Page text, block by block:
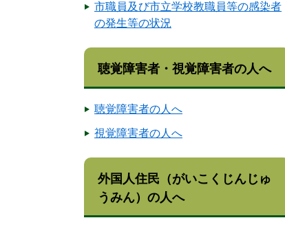
市職員及び市立学校教職員等の感染者
の発生等の状況
聴覚障害者・視覚障害者の人へ
聴覚障害者の人へ
視覚障害者の人へ
外国人住民（がいこくじんじゅ
うみん）の人へ